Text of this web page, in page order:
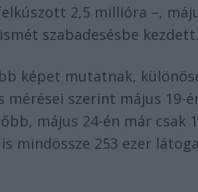
2,5 millióra –,
szabadesésbe kezdett.
képet mutatnak,
szerint május 19-
május 24-én már csak
mindössze 253 ezer